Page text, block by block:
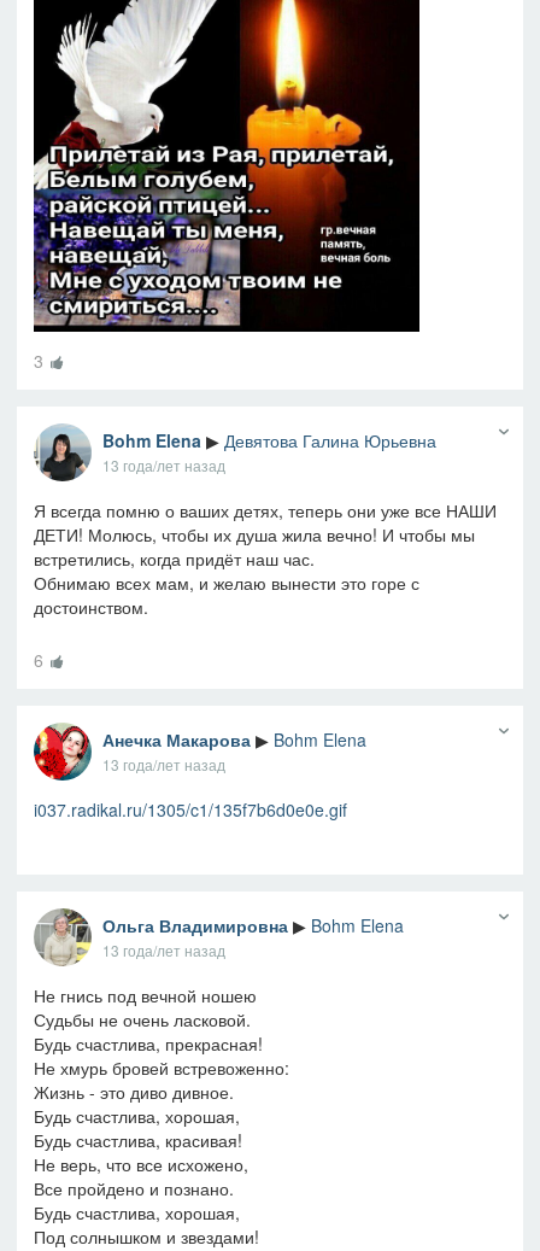
3
Bohm Elena ▶ Девятова Галина Юрьевна
13 года/лет назад
Я всегда помню о ваших детях, теперь они уже все НАШИ
ДЕТИ! Молюсь, чтобы их душа жила вечно! И чтобы мы
встретились, когда придёт наш час.
Обнимаю всех мам, и желаю вынести это горе с
достоинством.
6
Анечка Макарова ▶ Bohm Elena
13 года/лет назад
i037.radikal.ru/1305/c1/135f7b6d0e0e.gif
Ольга Владимировна ▶ Bohm Elena
13 года/лет назад
Не гнись под вечной ношею
Судьбы не очень ласковой.
Будь счастлива, прекрасная!
Не хмурь бровей встревоженно:
Жизнь - это диво дивное.
Будь счастлива, хорошая,
Будь счастлива, красивая!
Не верь, что все исхожено,
Все пройдено и познано.
Будь счастлива, хорошая,
Под солнышком и звездами!